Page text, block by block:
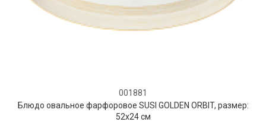
001881
Блюдо овальное фарфоровое SUSI GOLDEN ORBIT, размер:
52х24 см